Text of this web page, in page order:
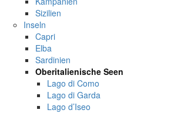
Sizilien
Inseln
Capri
Elba
Sardinien
Oberitalienische Seen
Lago di Como
Lago di Garda
Lago d’Iseo